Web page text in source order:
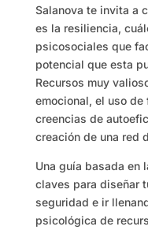
Salanova te invita a
es la resiliencia,
psicosociales que
potencial que esta
Recursos muy
emocional, el uso
creencias de
creación de una red
Una guía basada en
claves para diseñar
seguridad e ir
psicológica de